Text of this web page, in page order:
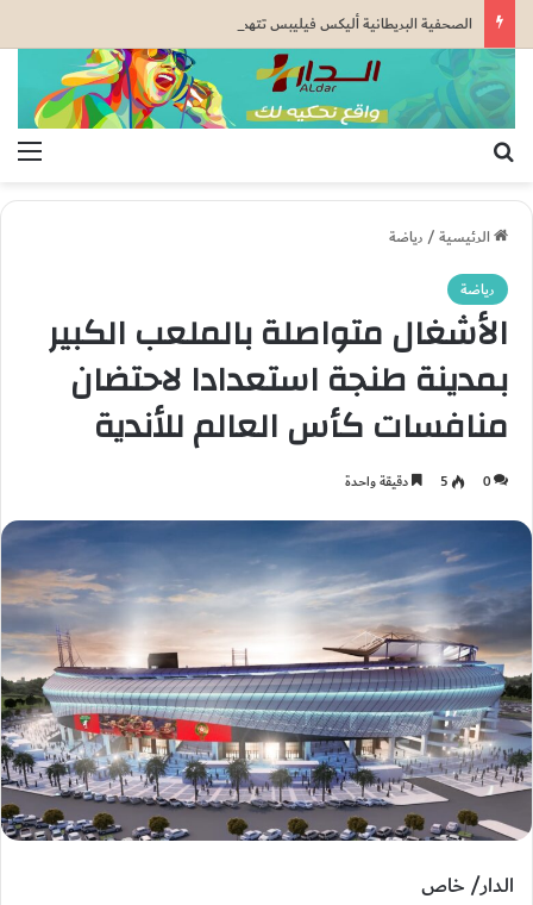
الرئيسية/رياضة
رياضة
الأشغال متواصلة بالملعب الكبير
بمدينة طنجة استعدادا لاحتضان
منافسات كأس العالم للأندية
0
5 دقيقة واحدة
الدار/ خاص